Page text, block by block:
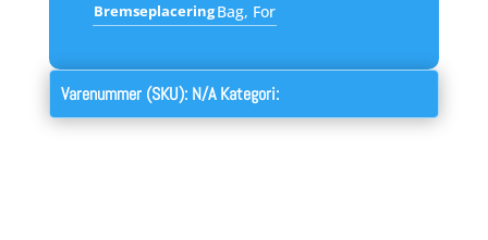
BremseplaceringBag, For
Varenummer (SKU): N/A Kategori: